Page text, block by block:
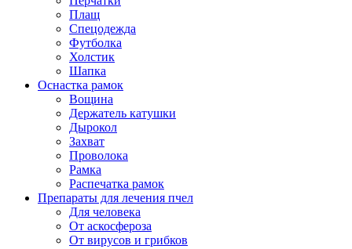
Плащ
Спецодежда
Футболка
Холстик
Шапка
Оснастка рамок
Вощина
Держатель катушки
Дырокол
Захват
Проволока
Рамка
Распечатка рамок
Препараты для лечения пчел
Для человека
От аскосфероза
От вирусов и грибков